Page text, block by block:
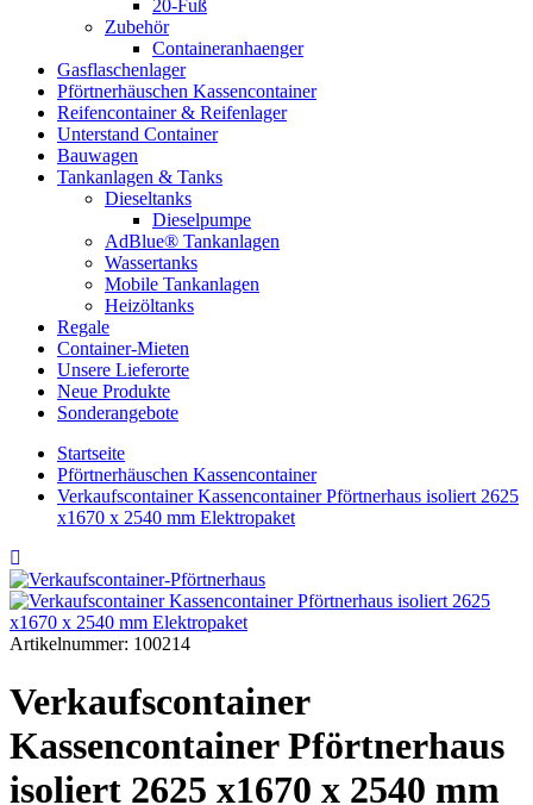
20-Fuß
Zubehör
Containeranhaenger
Gasflaschenlager
Pförtnerhäuschen Kassencontainer
Reifencontainer & Reifenlager
Unterstand Container
Bauwagen
Tankanlagen & Tanks
Dieseltanks
Dieselpumpe
AdBlue® Tankanlagen
Wassertanks
Mobile Tankanlagen
Heizöltanks
Regale
Container-Mieten
Unsere Lieferorte
Neue Produkte
Sonderangebote
Startseite
Pförtnerhäuschen Kassencontainer
Verkaufscontainer Kassencontainer Pförtnerhaus isoliert 2625
x1670 x 2540 mm Elektropaket
Artikelnummer: 100214
Verkaufscontainer
Kassencontainer Pförtnerhaus
isoliert 2625 x1670 x 2540 mm